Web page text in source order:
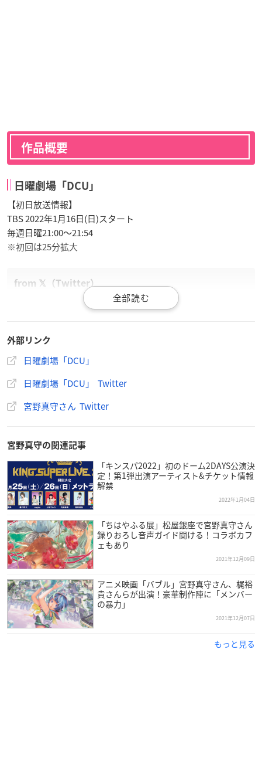
作品概要
日曜劇場「DCU」
【初日放送情報】
TBS 2022年1月16日(日)スタート
毎週日曜21:00～21:54
※初回は25分拡大
んの出演が決定しました👏🏻‼️
皆様のコメントは公式HPから💁🏻‍♀️
— 『DCU』-TBS日曜劇場-【公式】 (@DCU_japan)
y 8, 2022
外部リンク
日曜劇場「DCU」
日曜劇場「DCU」 Twitter
宮野真守さん Twitter
宮野真守の関連記事
「キンスパ2022」初のドーム2DAYS公演決
定！第1弾出演アーティスト&チケット情報
解禁
2022年1月04日
「ちはやふる展」松屋銀座で宮野真守さん
録りおろし音声ガイド聞ける！コラボカフ
ェもあり
2021年12月09日
アニメ映画「バブル」宮野真守さん、梶裕
貴さんらが出演！豪華制作陣に「メンバー
の暴力」
2021年12月07日
もっと見る